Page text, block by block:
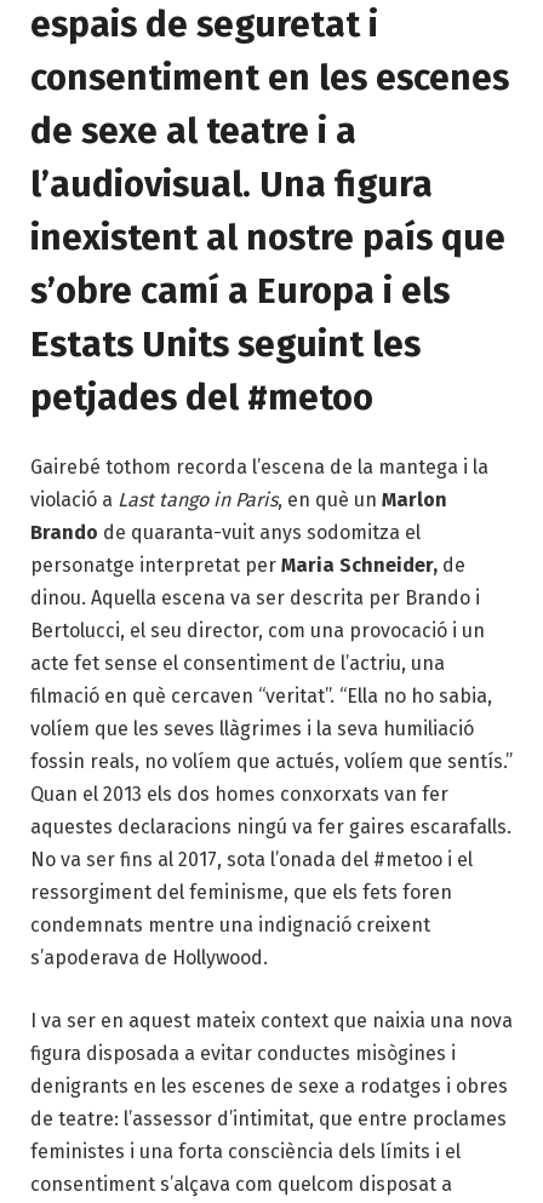
espais de seguretat i
consentiment en les escenes
de sexe al teatre i a
l’audiovisual. Una figura
inexistent al nostre país que
s’obre camí a Europa i els
Estats Units seguint les
petjades del #metoo
Gairebé tothom recorda l’escena de la mantega i la
violació a Last tango in Paris, en què un Marlon
Brando de quaranta-vuit anys sodomitza el
personatge interpretat per Maria Schneider, de
dinou. Aquella escena va ser descrita per Brando i
Bertolucci, el seu director, com una provocació i un
acte fet sense el consentiment de l’actriu, una
filmació en què cercaven “veritat”. “Ella no ho sabia,
volíem que les seves llàgrimes i la seva humiliació
fossin reals, no volíem que actués, volíem que sentís.”
Quan el 2013 els dos homes conxorxats van fer
aquestes declaracions ningú va fer gaires escarafalls.
No va ser fins al 2017, sota l’onada del #metoo i el
ressorgiment del feminisme, que els fets foren
condemnats mentre una indignació creixent
s’apoderava de Hollywood.
I va ser en aquest mateix context que naixia una nova
figura disposada a evitar conductes misògines i
denigrants en les escenes de sexe a rodatges i obres
de teatre: l’assessor d’intimitat, que entre proclames
feministes i una forta consciència dels límits i el
consentiment s’alçava com quelcom disposat a